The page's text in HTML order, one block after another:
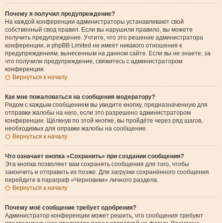
Почему я получил предупреждение?
На каждой конференции администраторы устанавливают свой
собственный свод правил. Если вы нарушили правило, вы можете
получить предупреждение. Учтите, что это решение администратора
конференции, и phpBB Limited не имеет никакого отношения к
предупреждениям, вынесенным на данном сайте. Если вы не знаете, за
что получили предупреждение, свяжитесь с администратором
конференции.
Вернуться к началу
Как мне пожаловаться на сообщения модератору?
Рядом с каждым сообщением вы увидите кнопку, предназначенную для
отправки жалобы на него, если это разрешено администратором
конференции. Щёлкнув по этой кнопке, вы пройдёте через ряд шагов,
необходимых для оправки жалобы на сообщение.
Вернуться к началу
Что означает кнопка «Сохранить» при создании сообщения?
Эта кнопка позволяет вам сохранять сообщения для того, чтобы
закончить и отправить их позже. Для загрузки сохранённого сообщения
перейдите в параграф «Черновики» личного раздела.
Вернуться к началу
Почему моё сообщение требует одобрения?
Администратор конференции может решить, что сообщения требуют